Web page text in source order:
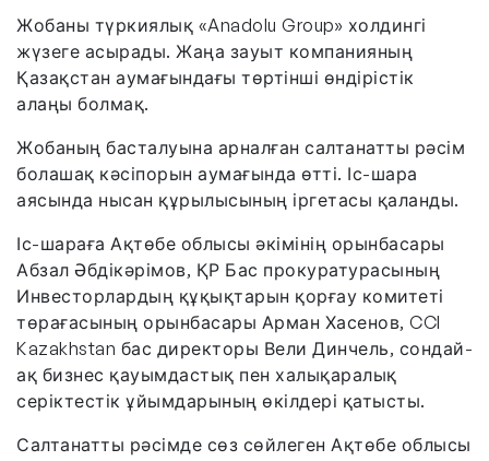
Жобаны түркиялық «Anadolu Group» холдингі
жүзеге асырады. Жаңа зауыт компанияның
Қазақстан аумағындағы төртінші өндірістік
алаңы болмақ.
Жобаның басталуына арналған салтанатты рәсім
болашақ кәсіпорын аумағында өтті. Іс-шара
аясында нысан құрылысының іргетасы қаланды.
Іс-шараға Ақтөбе облысы әкімінің орынбасары
Абзал Әбдікәрімов, ҚР Бас прокуратурасының
Инвесторлардың құқықтарын қорғау комитеті
төрағасының орынбасары Арман Хасенов, CCI
Kazakhstan бас директоры Вели Динчель, сондай-
ақ бизнес қауымдастық пен халықаралық
серіктестік ұйымдарының өкілдері қатысты.
Салтанатты рәсімде сөз сөйлеген Ақтөбе облысы